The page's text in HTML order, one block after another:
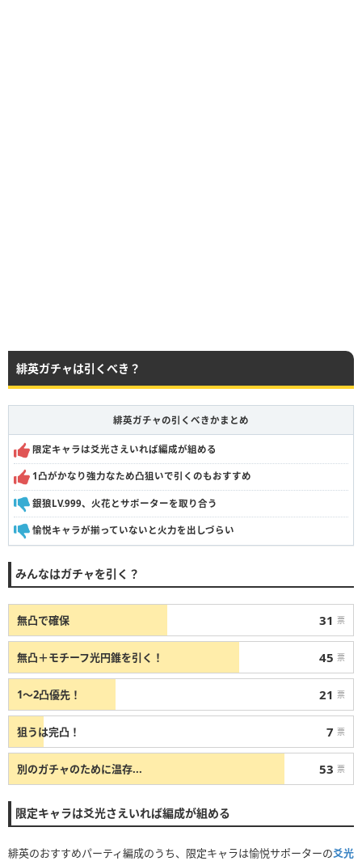
緋英ガチャは引くべき？
緋英ガチャの引くべきかまとめ
限定キャラは爻光さえいれば編成が組める
1凸がかなり強力なため凸狙いで引くのもおすすめ
銀狼LV.999、火花とサポーターを取り合う
愉悦キャラが揃っていないと火力を出しづらい
みんなはガチャを引く？
無凸で確保 31 票
無凸＋モチーフ光円錐を引く！ 45 票
1〜2凸優先！ 21 票
狙うは完凸！ 7 票
別のガチャのために温存... 53 票
限定キャラは爻光さえいれば編成が組める
緋英のおすすめパーティ編成のうち、限定キャラは愉悦サポーターの爻光